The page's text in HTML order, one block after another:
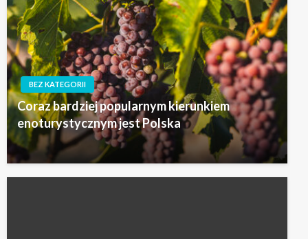
BEZ KATEGORII
Coraz bardziej popularnym kierunkiem
enoturystycznym jest Polska